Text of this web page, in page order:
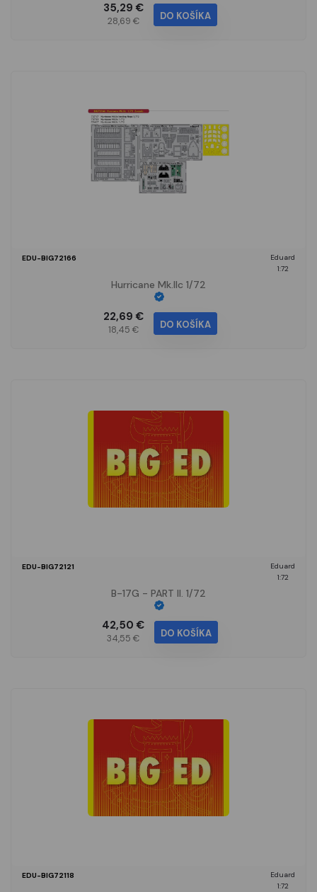
35,29 €
28,69 € DO KOŠÍKA
EDU-BIG72166
Eduard
1:72
Hurricane Mk.IIc 1/72
22,69 €
18,45 € DO KOŠÍKA
EDU-BIG72121
Eduard
1:72
B-17G - PART II. 1/72
42,50 €
34,55 € DO KOŠÍKA
EDU-BIG72118
Eduard
1:72